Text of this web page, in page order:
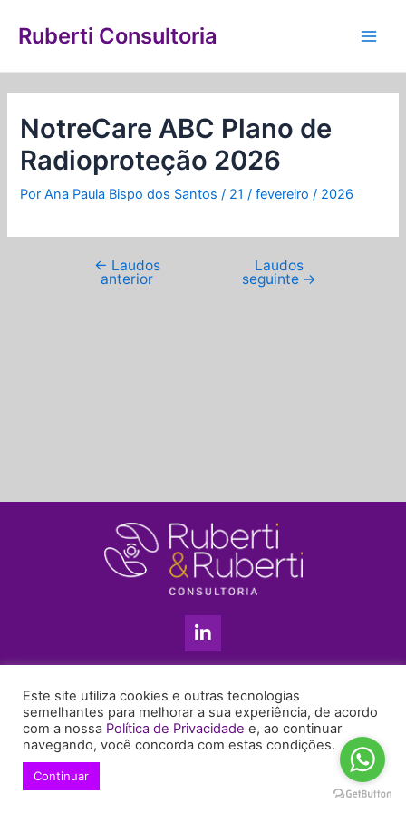
para
conteúdo
Ruberti Consultoria
NotreCare ABC Plano de
Radioproteção 2026
PorAna Paula Bispo dos Santos/ 21 / fevereiro / 2026
de
← Laudos
anterior
Laudos
seguinte →
L
i
n
e
d
i
n
+55 11 99655-6439
enyruberti@ruberticonsultoria.com.br
Este site utiliza cookies e outras tecnologias
semelhantes para melhorar a sua experiência, de acordo
com a nossa Política de Privacidade e, ao continuar
navegando, você concorda com estas condições.
Continuar